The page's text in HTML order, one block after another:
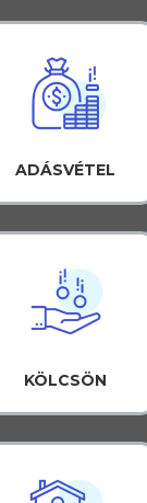
ADÁSVÉTEL
KÖLCSÖN